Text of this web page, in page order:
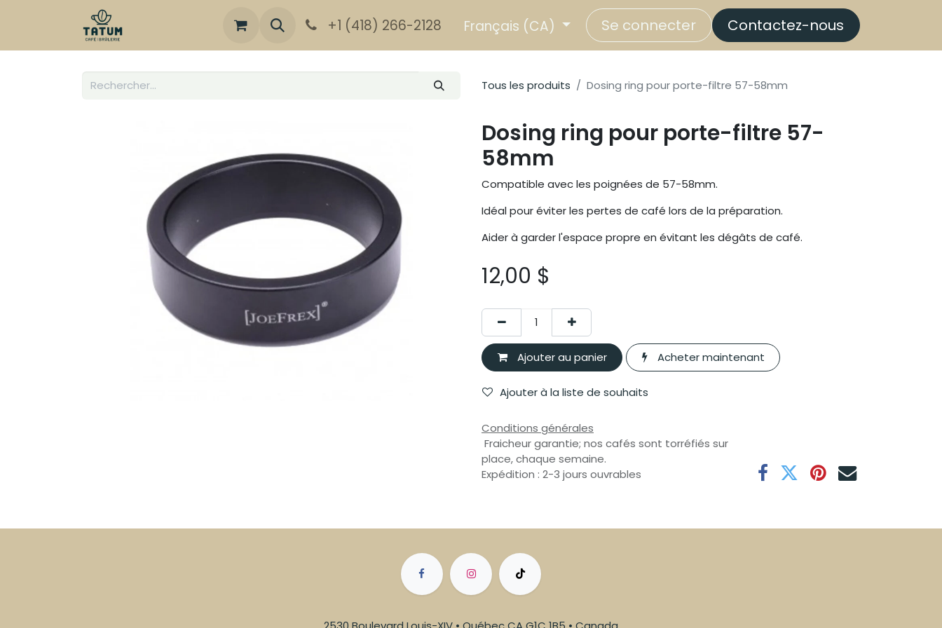
+1 (418) 266-2128 Français (CA) Se connecter Contactez-nous
Tous les produits Dosing ring pour porte-filtre 57-58mm
Dosing ring pour porte-filtre 57-
58mm
Compatible avec les poignées de 57-58mm.
Idéal pour éviter les pertes de café lors de la préparation.
Aider à garder l'espace propre en évitant les dégâts de café.
12,00 $
Ajouter au panier Acheter maintenant
Ajouter à la liste de souhaits
Conditions générales
Fraicheur garantie; nos cafés sont torréfiés sur
place, chaque semaine.
Expédition : 2-3 jours ouvrables